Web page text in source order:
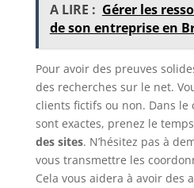
A LIRE : Gérer les
de son entreprise en
Pour avoir des preuves
des recherches sur le net.
clients fictifs ou non. Dans le
sont exactes, prenez le
des sites. N’hésitez pas à
vous transmettre les
Cela vous aidera à avoir des